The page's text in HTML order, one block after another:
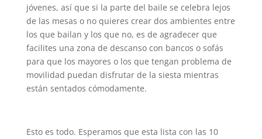
jóvenes, así que si la parte del baile se celebra lejos
de las mesas o no quieres crear dos ambientes entre
los que bailan y los que no, es de agradecer que
facilites una zona de descanso con bancos o sofás
para que los mayores o los que tengan problema de
movilidad puedan disfrutar de la siesta mientras
están sentados cómodamente.
Esto es todo. Esperamos que esta lista con las 10